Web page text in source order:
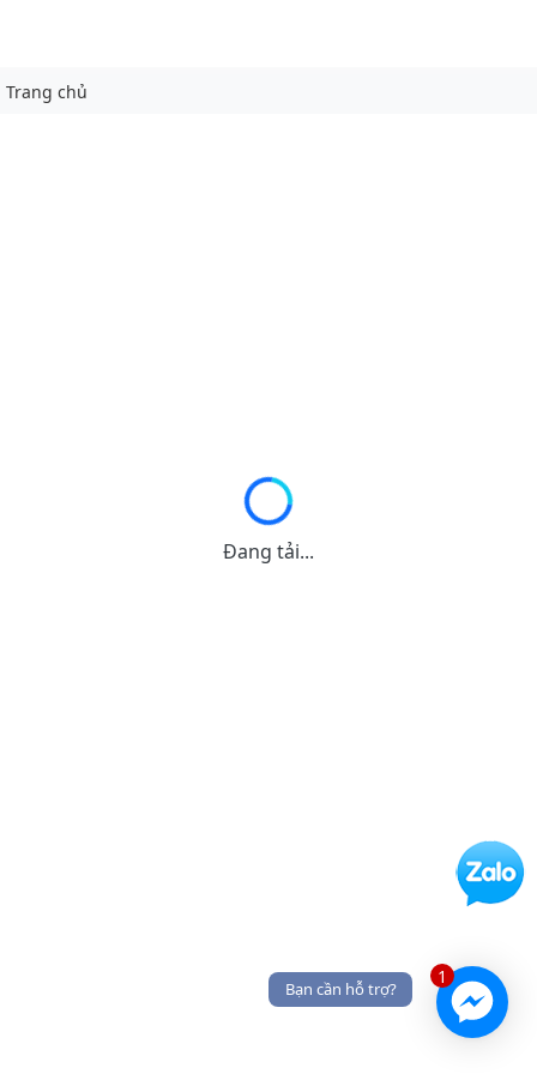
Trang chủ
Đang tải...
1
Bạn cần hỗ trợ?